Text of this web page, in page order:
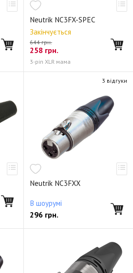
Neutrik NC3FX-SPEC
Закінчується
644 грн.
258 грн.
3-pin XLR мама
Neutrik NC3FXX
В шоурумі
296 грн.
3 відгуки